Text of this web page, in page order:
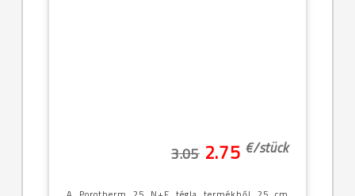
3.05 2.75 €/stück